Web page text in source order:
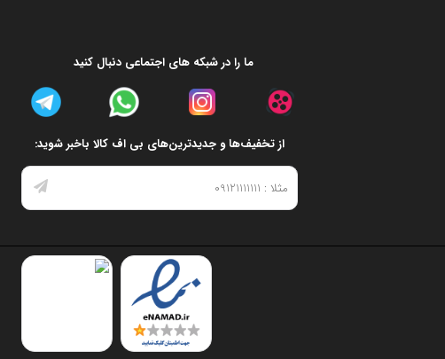
ما را در شبکه های اجتماعی دنبال کنید
از تخفیف‌ها و جدیدترین‌های بی اف کالا باخبر شوید: